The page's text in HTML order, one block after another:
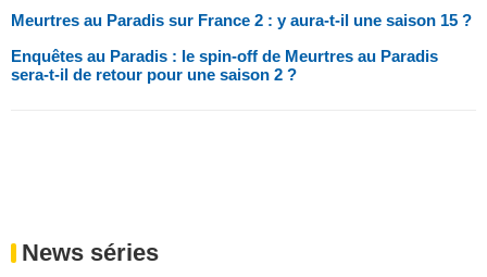
Meurtres au Paradis sur France 2 : y aura-t-il une saison 15 ?
Enquêtes au Paradis : le spin-off de Meurtres au Paradis
sera-t-il de retour pour une saison 2 ?
News séries